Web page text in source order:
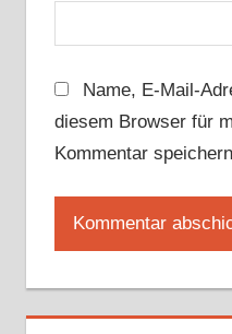
Name, E-Mail-
diesem Browser für
Kommentar